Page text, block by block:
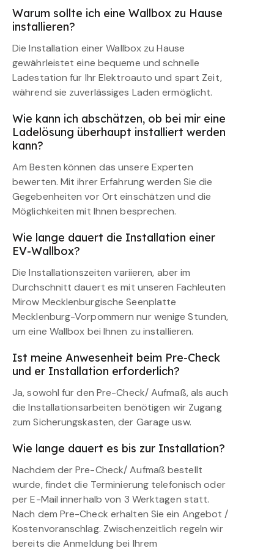
Warum sollte ich eine Wallbox zu Hause
installieren?
Die Installation einer Wallbox zu Hause
gewährleistet eine bequeme und schnelle
Ladestation für Ihr Elektroauto und spart Zeit,
während sie zuverlässiges Laden ermöglicht.
Wie kann ich abschätzen, ob bei mir eine
Ladelösung überhaupt installiert werden
kann?
Am Besten können das unsere Experten
bewerten. Mit ihrer Erfahrung werden Sie die
Gegebenheiten vor Ort einschätzen und die
Möglichkeiten mit Ihnen besprechen.
Wie lange dauert die Installation einer
EV-Wallbox?
Die Installationszeiten variieren, aber im
Durchschnitt dauert es mit unseren Fachleuten
Mirow Mecklenburgische Seenplatte
Mecklenburg-Vorpommern nur wenige Stunden,
um eine Wallbox bei Ihnen zu installieren.
Ist meine Anwesenheit beim Pre-Check
und er Installation erforderlich?
Ja, sowohl für den Pre-Check/ Aufmaß, als auch
die Installationsarbeiten benötigen wir Zugang
zum Sicherungskasten, der Garage usw.
Wie lange dauert es bis zur Installation?
Nachdem der Pre-Check/ Aufmaß bestellt
wurde, findet die Terminierung telefonisch oder
per E-Mail innerhalb von 3 Werktagen statt.
Nach dem Pre-Check erhalten Sie ein Angebot /
Kostenvoranschlag. Zwischenzeitlich regeln wir
bereits die Anmeldung bei Ihrem